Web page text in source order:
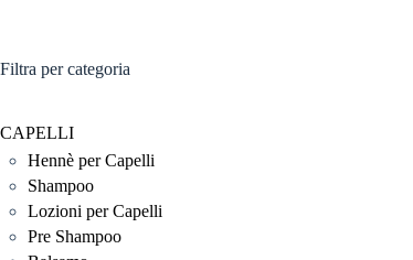
Filtra per categoria
CAPELLI
Hennè per Capelli
Shampoo
Lozioni per Capelli
Pre Shampoo